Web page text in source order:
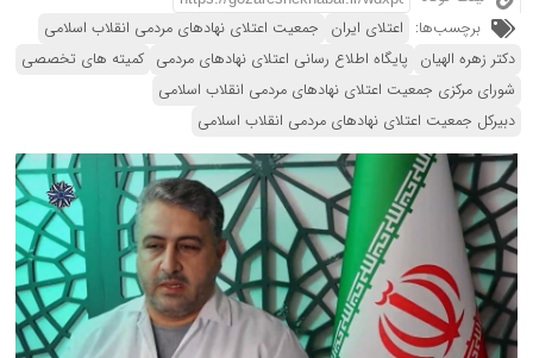
برچسب‌ها: اعتلای ایران جمعیت اعتلای نهادهای مردمی انقلاب اسلامی
دکتر زهره الهیان پایگاه اطلاع رسانی اعتلای نهادهای مردمی کمیته های تخصصی
شورای مرکزی جمعیت اعتلای نهادهای مردمی انقلاب اسلامی
دبیرکل جمعیت اعتلای نهادهای مردمی انقلاب اسلامی